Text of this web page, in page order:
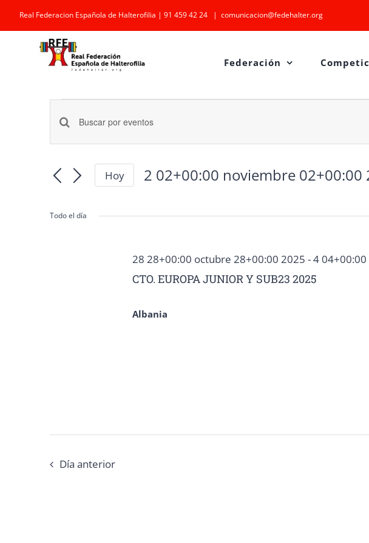
Saltar
al
contenido
Real Federacion Española de Halterofilia | 91 459 42 24 | comunicacion@fedehalter.org
Federación
Eventos
en
2
02+00:00
noviembre
02+00:00
Navegación
búsqueda
y
Introduce
palabra
Hoy
2 02+00:00 noviembre 02+00:00
fecha.
Todo el día
CTO. EUROPA JUNIOR Y SUB23 2025
28 28+00:00 octubre 28+00:00 2025 -4
Albania
Día anterior